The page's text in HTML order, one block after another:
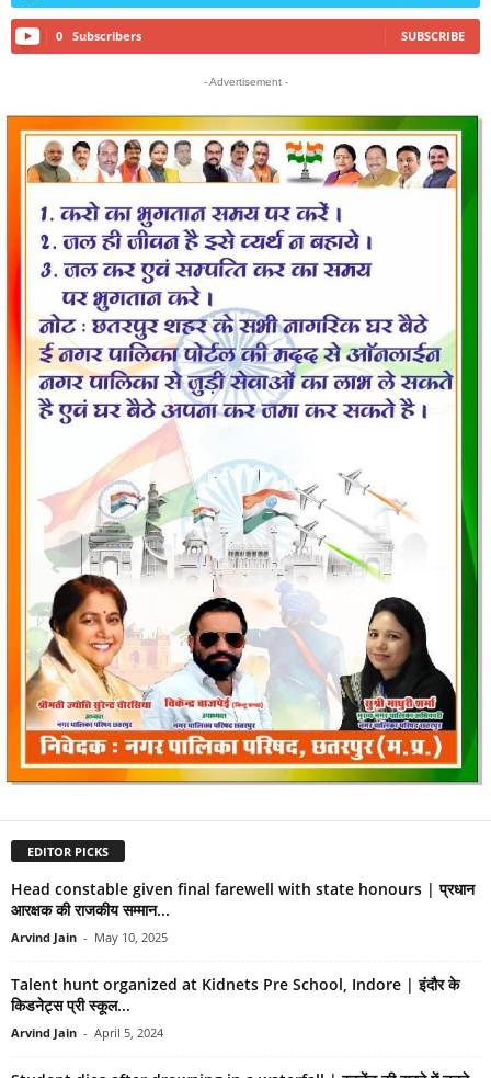
0 Subscribers SUBSCRIBE
- Advertisement -
EDITOR PICKS
Head constable given final farewell with state honours | प्रधान
आरक्षक की राजकीय सम्मान...
Arvind Jain - May 10, 2025
Talent hunt organized at Kidnets Pre School, Indore | इंदौर के
किडनेट्स प्री स्कूल...
Arvind Jain - April 5, 2024